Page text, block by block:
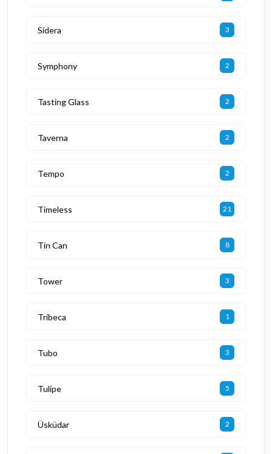
Sidera 3
Symphony 2
Tasting Glass 2
Taverna 2
Tempo 2
Timeless 21
Tin Can 8
Tower 3
Tribeca 1
Tubo 3
Tulipe 5
Üsküdar 2